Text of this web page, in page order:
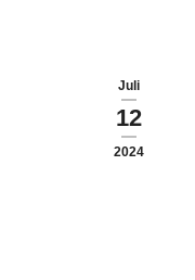
Juli
12
2024